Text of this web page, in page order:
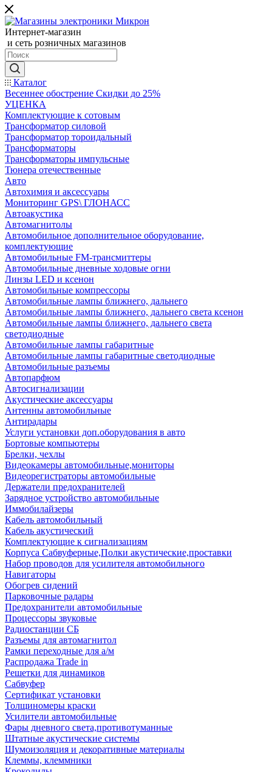
Интернет-магазин
и сеть розничных магазинов
Каталог
Весеннее обострение Скидки до 25%
УЦЕНКА
Комплектующие к сотовым
Трансформатор силовой
Трансформатор тороидальный
Трансформаторы
Трансформаторы импульсные
Тюнера отечественные
Авто
Автохимия и аксессуары
Мониторинг GPS\ ГЛОНАСС
Автоакустика
Автомагнитолы
Автомобильное дополнительное оборудование,
комплектующие
Автомобильные FM-трансмиттеры
Автомобильные дневные ходовые огни
Линзы LED и ксенон
Автомобильные компрессоры
Автомобильные лампы ближнего, дальнего
Автомобильные лампы ближнего, дальнего света ксенон
Автомобильные лампы ближнего, дальнего света
светодиодные
Автомобильные лампы габаритные
Автомобильные лампы габаритные светодиодные
Автомобильные разъемы
Автопарфюм
Автосигнализации
Акустические аксессуары
Антенны автомобильные
Антирадары
Услуги установки доп.оборудования в авто
Бортовые компьютеры
Брелки, чехлы
Видеокамеры автомобильные,мониторы
Видеорегистраторы автомобильные
Держатели предохранителей
Зарядное устройство автомобильные
Иммобилайзеры
Кабель автомобильный
Кабель акустический
Комплектующие к сигнализациям
Корпуса Сабвуферные,Полки акустические,проставки
Набор проводов для усилителя автомобильного
Навигаторы
Обогрев сидений
Парковочные радары
Предохранители автомобильные
Процессоры звуковые
Радиостанции СБ
Разъемы для автомагнитол
Рамки переходные для а/м
Распродажа Trade in
Решетки для динамиков
Сабвуфер
Сертификат установки
Толщиномеры краски
Усилители автомобильные
Фары дневного света,противотуманные
Штатные акустические системы
Шумоизоляция и декоративные материалы
Клеммы, клеммники